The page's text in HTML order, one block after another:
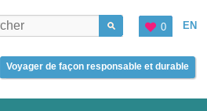
EN
0
Voyager de façon responsable et durable